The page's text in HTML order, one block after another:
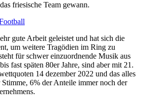
friesische Team gewann.
gute Arbeit geleistet und hat sich die
um weitere Tragödien im Ring zu
für schwer einzuordnende Musik aus
fast späten 80er Jahre, sind aber mit 21.
14 dezember 2022 und das alles
6% der Anteile immer noch der